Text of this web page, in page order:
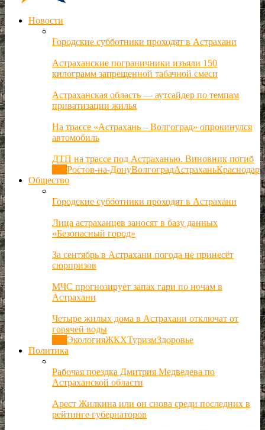
Новости
Городские субботники проходят в Астрахани
Астраханские пограничники изъяли 150
килограмм запрещенной табачной смеси
Астраханская область — аутсайдер по темпам
приватизации жилья
На трассе «Астрахань – Волгоград» опрокинулся
автомобиль
ДТП на трассе под Астраханью. Виновник погиб
Ростов-на-ДонуВолгоградАстраханьКраснодар
Общество
Городские субботники проходят в Астрахани
Лица астраханцев заносят в базу данных
«Безопасный город»
За сентябрь в Астрахани погода не принесёт
сюрпризов
МЧС прогнозирует запах гари по ночам в
Астрахани
Четыре жилых дома в Астрахани отключат от
горячей воды
ЭкологияЖКХТуризмЗдоровье
Политика
Рабочая поездка Дмитрия Медведева по
Астраханской области
Арест Жилкина или он снова среди последних в
рейтинге губернаторов